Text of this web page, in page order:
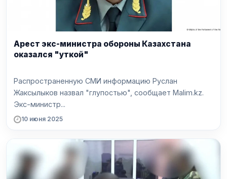
Арест экс-министра обороны Казахстана
оказался "уткой"
Распространенную СМИ информацию Руслан
Жаксылыков назвал "глупостью", сообщает Malim.kz.
Экс-министр...
10 июня 2025